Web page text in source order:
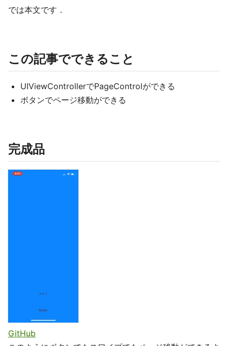
では本文です．
この記事でできること
UIViewControllerでPageControlができる
ボタンでページ移動ができる
完成品
GitHub